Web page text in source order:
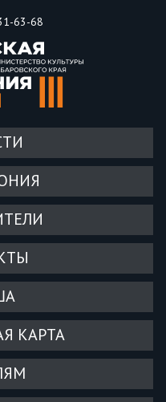
63-68
КАРТА